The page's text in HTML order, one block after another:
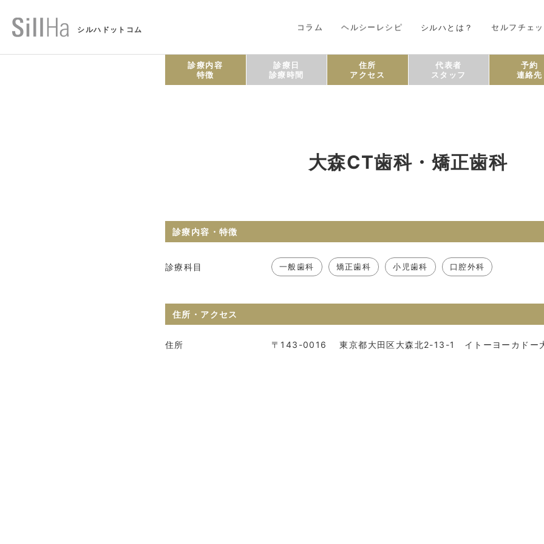
シルハドットコム コラム ヘルシーレシピ シルハとは？ セルフチェッ
診療内容
特徴
診療日
診療時間
住所
アクセス
代表者
スタッフ
予約
連絡先
大森CT歯科・矯正歯科
診療内容・特徴
診療科目 一般歯科 矯正歯科 小児歯科 口腔外科
住所・アクセス
住所 〒143-0016 東京都大田区大森北2-13-1 イトーヨーカドー